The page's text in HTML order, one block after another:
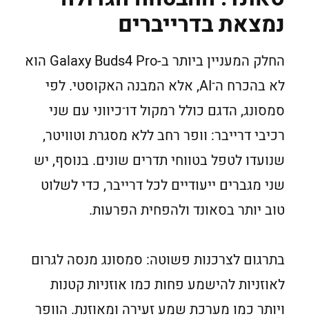
נמצאת בדרייברים
החלק המעניין ביותר ב-Galaxy Buds4 Pro הוא
לא בהכרח ה־AI, אלא המבנה האקוסטי. לפי
סמסונג, הדגם כולל רמקול דו־כיווני עם שני
רכיבי דרייבר: וופר רחב ללא מסגרת וטוויטר,
שנועדו לטפל בטווחי תדרים שונים. בנוסף, יש
שני מגברים ייעודיים לכל דרייבר, כדי לשלוט
טוב יותר בסאונד ולהפחית הפרעות.
בתרגום לצרכנות פשוטה: סמסונג מנסה לגרום
לאוזניות להישמע פחות כמו אוזניות קטנות
ויותר כמו מערכת שמע זעירה ומאוזנת. הוופר